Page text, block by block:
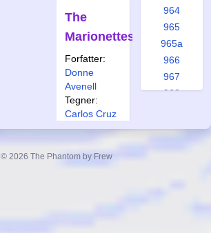
The
Marionettes
Forfatter:
Donne
Avenell
Tegner:
Carlos Cruz
Også
Krb 14 2004
964
965
965a
966
967
968
© 2026 The Phantom by Frew